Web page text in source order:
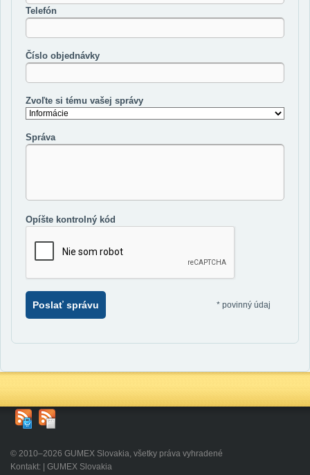
Telefón
Číslo objednávky
Zvoľte si tému vašej správy
Správa
Opíšte kontrolný kód
Poslať správu * povinný údaj
© 2010–2026 GUMEX Slovakia, všetky práva vyhradené
Kontakt: | GUMEX Slovakia